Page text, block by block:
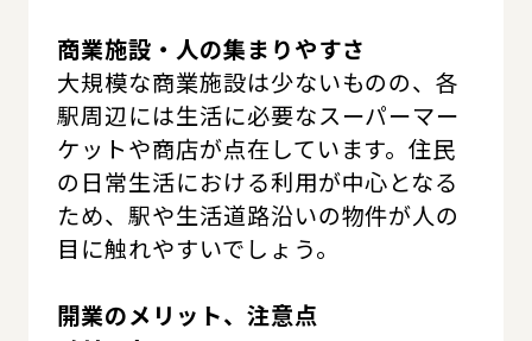
商業施設・人の集まりやすさ
大規模な商業施設は少ないものの、各
駅周辺には生活に必要なスーパーマー
ケットや商店が点在しています。住民
の日常生活における利用が中心となる
ため、駅や生活道路沿いの物件が人の
目に触れやすいでしょう。
開業のメリット、注意点